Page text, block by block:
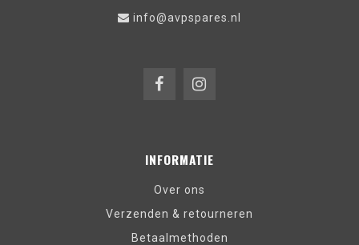
info@avpspares.nl
INFORMATIE
Over ons
Verzenden & retourneren
Betaalmethoden